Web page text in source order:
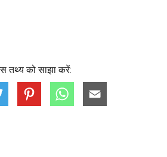
तथ्य को साझा करें: